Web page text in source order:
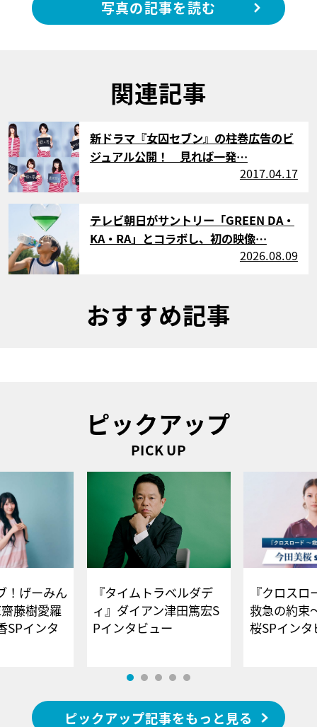
写真の記事を読む
関連記事
サムネイル
新ドラマ『女囚セブン』の柱巻広告のビ
ジュアル公開！ 見れば一発…
2017.04.17
テレビ朝日がサントリー「GREEN DA・
KA・RA」とコラボし、初の映像…
2026.08.09
おすすめ記事
ピックアップ
PICK UP
！げーみん
藤樹愛羅
SPインタ
『タイムトラベルダデ
ィ』ダイアン津田篤宏S
Pインタビュー
『クロス
救急の約束
桜SPイ
ピックアップ記事をもっと見る